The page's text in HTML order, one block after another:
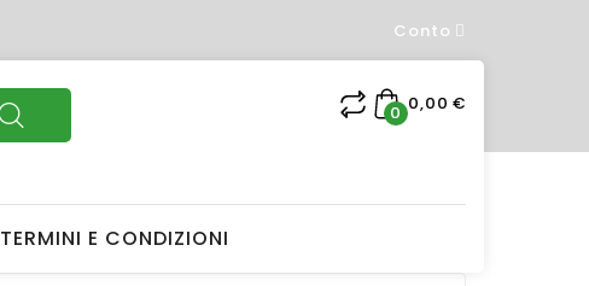
Conto
0 0,00 €
TERMINI E CONDIZIONI
×